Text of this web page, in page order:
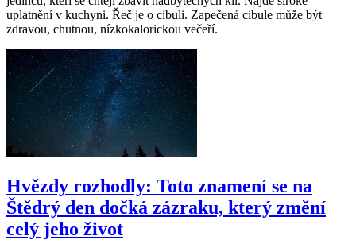
uplatnění v kuchyni. Řeč je o cibuli. Zapečená cibule může být
zdravou, chutnou, nízkokalorickou večeří.
Hvězdy rozhodly: Toto znamení se na
Štědrý den dočká zázraku, který změní
celý jeho život